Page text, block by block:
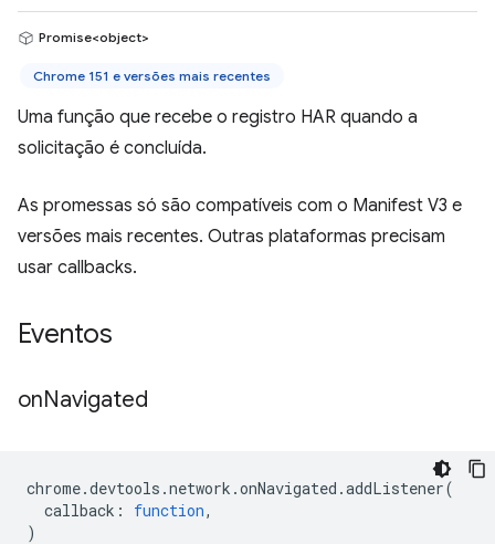
Promise<object>
Chrome 151 e versões mais recentes
Uma função que recebe o registro HAR quando a
solicitação é concluída.
As promessas só são compatíveis com o Manifest V3 e
versões mais recentes. Outras plataformas precisam
usar callbacks.
Eventos
onNavigated
chrome.devtools .network .onNavigated .addListener(
callback : function,
)